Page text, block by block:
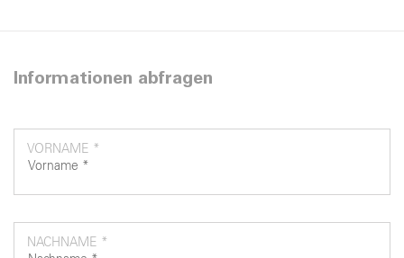
Informationen abfragen
VORNAME *
NACHNAME *